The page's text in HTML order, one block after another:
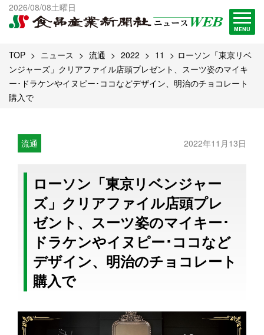
2026/08/08土曜日
MENU
出版物一覧へ
試読・購読申し込み
TOP ニュース 流通 2022 11
ローソン「東京リベ
ンジャーズ」クリアファイル店頭プレゼント、スーツ姿のマイキ
ー･ドラケンやイヌピー･ココなどデザイン、明治のチョコレート
購入で
流通 2022年11月13日
ローソン「東京リベンジャー
ズ」クリアファイル店頭プレ
ゼント、スーツ姿のマイキー･
ドラケンやイヌピー･ココなど
デザイン、明治のチョコレート
購入で